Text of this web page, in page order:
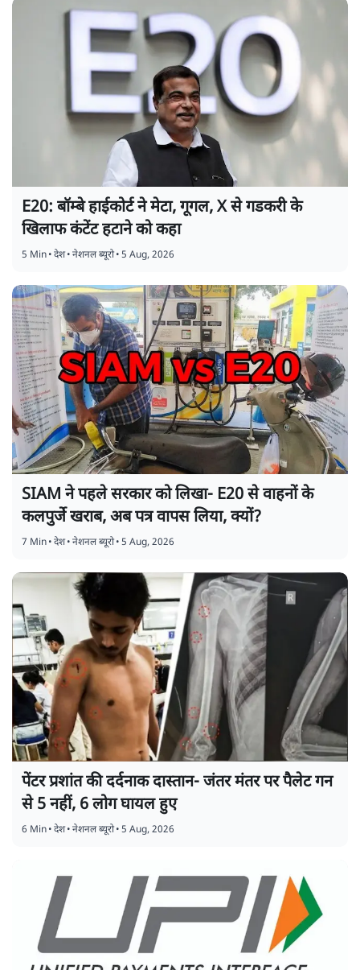
E20: बॉम्बे हाईकोर्ट ने मेटा, गूगल, X से गडकरी के
खिलाफ कंटेंट हटाने को कहा
5 Min•देश•नेशनल ब्यूरो•5 Aug, 2026
SIAM ने पहले सरकार को लिखा- E20 से वाहनों के
कलपुर्जे खराब, अब पत्र वापस लिया, क्यों?
7 Min•देश•नेशनल ब्यूरो•5 Aug, 2026
पेंटर प्रशांत की दर्दनाक दास्तान- जंतर मंतर पर पैलेट गन
से 5 नहीं, 6 लोग घायल हुए
6 Min•देश•नेशनल ब्यूरो•5 Aug, 2026